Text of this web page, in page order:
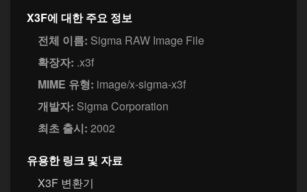
X3F에 대한 주요 정보
전체 이름: Sigma RAW Image File
확장자: .x3f
MIME 유형: image/x-sigma-x3f
개발자: Sigma Corporation
최초 출시: 2002
유용한 링크 및 자료
X3F 변환기